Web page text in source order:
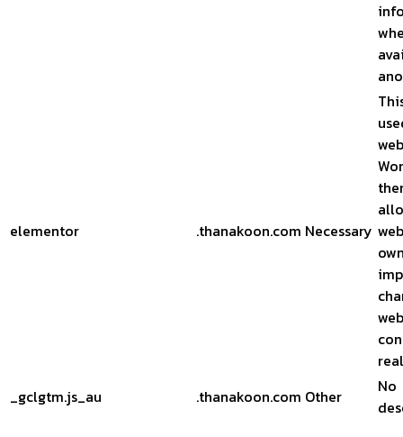
elementor .thanakoon.com Necessary
_gclgtm.js_au
.thanakoon.com Other
No